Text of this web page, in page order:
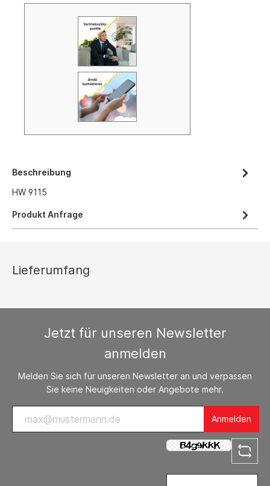
Beschreibung
HW 9115
Produkt Anfrage
Lieferumfang
Jetzt für unseren Newsletter
anmelden
Melden Sie sich für unseren Newsletter an und verpassen
Sie keine Neuigkeiten oder Angebote mehr.
Anmelden